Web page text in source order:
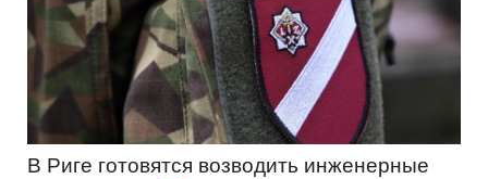
В Риге готовятся возводить инженерные